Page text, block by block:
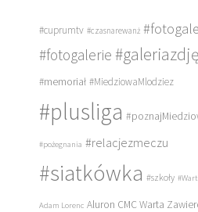
#cuprumtv #czasnarewanż
#fotogalerie
#memoriał #MiedziowaMlodziez
#plusliga
#pożegnania #relacjezmeczu
#siatkówka #szkoły
Adam Lorenc Aluron CMC Warta